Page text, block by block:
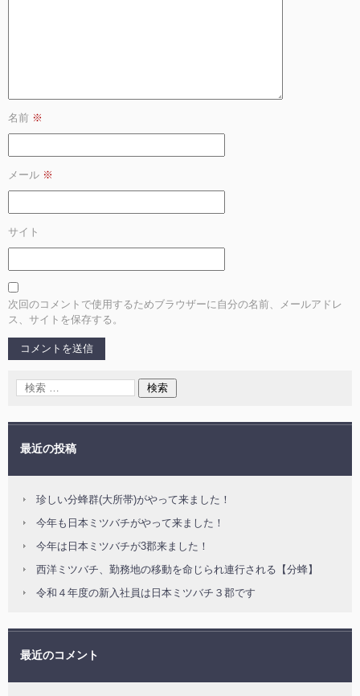
名前 ※
メール ※
サイト
次回のコメントで使用するためブラウザーに自分の名前、メールアドレ
ス、サイトを保存する。
最近の投稿
珍しい分蜂群(大所帯)がやって来ました！
今年も日本ミツバチがやって来ました！
今年は日本ミツバチが3郡来ました！
西洋ミツバチ、勤務地の移動を命じられ連行される【分蜂】
令和４年度の新入社員は日本ミツバチ３郡です
最近のコメント